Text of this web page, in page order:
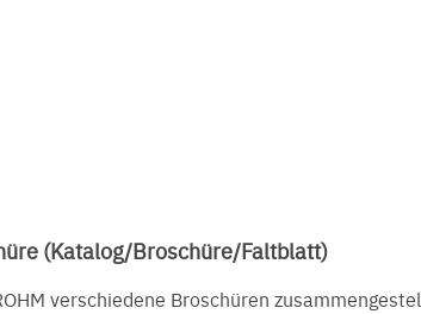
(Katalog/Broschüre/Faltblatt)
verschiedene Broschüren